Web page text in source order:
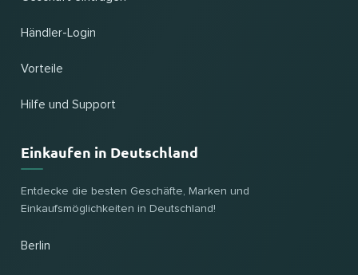
Händler-Login
Vorteile
Hilfe und Support
Einkaufen in Deutschland
Entdecke die besten Geschäfte, Marken und
Einkaufsmöglichkeiten in Deutschland!
Berlin